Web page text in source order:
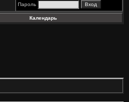
Пароль
Календарь